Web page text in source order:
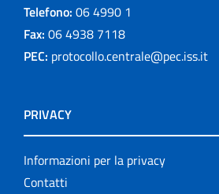
Telefono: 06 4990 1
Fax: 06 4938 7118
PEC: protocollo.centrale@pec.iss.it
PRIVACY
Informazioni per la privacy
Contatti